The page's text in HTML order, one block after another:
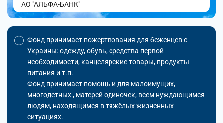
АО "АЛЬФА-БАНК"
Фонд принимает пожертвования для беженцев с
Украины: одежду, обувь, средства первой
необходимости, канцелярские товары, продукты
питания и т.п.
Фонд принимает помощь и для малоимущих,
многодетных , матерей одиночек, всем нуждающимся
людям, находящимся в тяжёлых жизненных
ситуациях.